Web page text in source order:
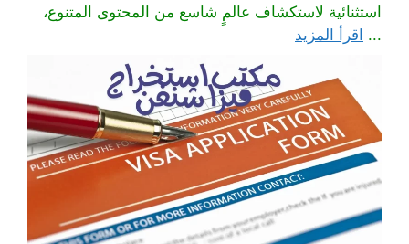
استثنائية لاستكشاف عالمٍ شاسع من المحتوى المتنوع،
... اقرأ المزيد